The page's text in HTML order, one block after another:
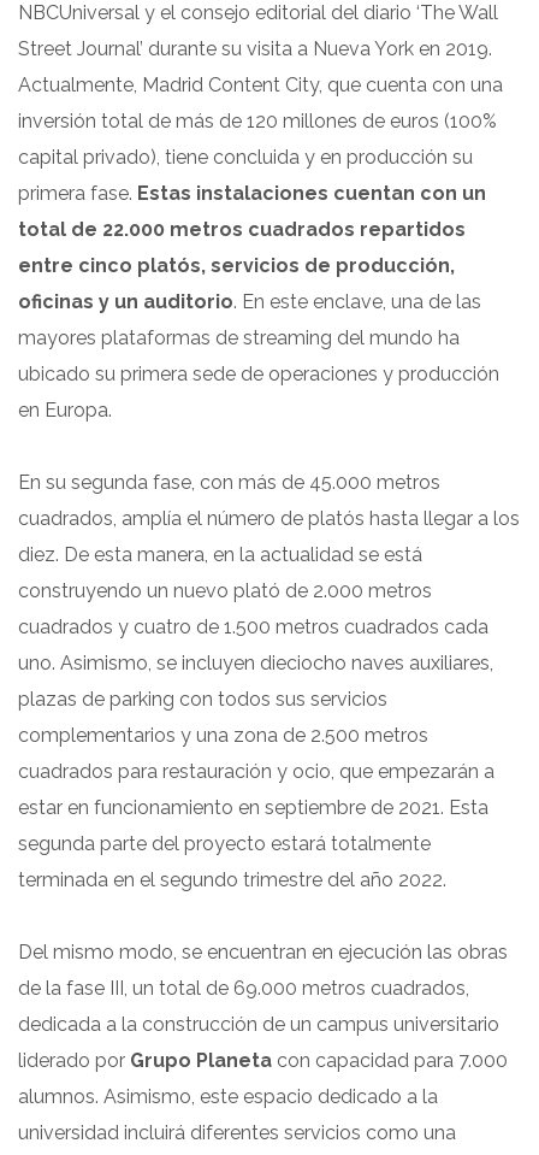
NBCUniversal y el consejo editorial del diario ‘The Wall
Street Journal’ durante su visita a Nueva York en 2019.
Actualmente, Madrid Content City, que cuenta con una
inversión total de más de 120 millones de euros (100%
capital privado), tiene concluida y en producción su
primera fase. Estas instalaciones cuentan con un
total de 22.000 metros cuadrados repartidos
entre cinco platós, servicios de producción,
oficinas y un auditorio. En este enclave, una de las
mayores plataformas de streaming del mundo ha
ubicado su primera sede de operaciones y producción
en Europa.
En su segunda fase, con más de 45.000 metros
cuadrados, amplía el número de platós hasta llegar a los
diez. De esta manera, en la actualidad se está
construyendo un nuevo plató de 2.000 metros
cuadrados y cuatro de 1.500 metros cuadrados cada
uno. Asimismo, se incluyen dieciocho naves auxiliares,
plazas de parking con todos sus servicios
complementarios y una zona de 2.500 metros
cuadrados para restauración y ocio, que empezarán a
estar en funcionamiento en septiembre de 2021. Esta
segunda parte del proyecto estará totalmente
terminada en el segundo trimestre del año 2022.
Del mismo modo, se encuentran en ejecución las obras
de la fase III, un total de 69.000 metros cuadrados,
dedicada a la construcción de un campus universitario
liderado por Grupo Planeta con capacidad para 7.000
alumnos. Asimismo, este espacio dedicado a la
universidad incluirá diferentes servicios como una